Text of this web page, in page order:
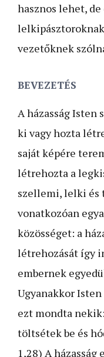
hasznos lehet,
vezetőknek
BEVEZETÉS
A házasság Isten
ki vagy hozta
saját képére
létrehozta a
szellemi, lelki
vonatkozóan
közösséget: a
létrehozását így
embernek
Ugyanakkor
ezt mondta
töltsétek be és
1,28) A